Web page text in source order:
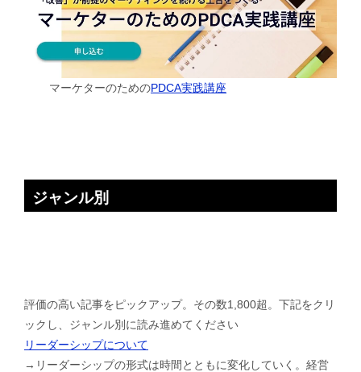
マーケターのためのPDCA実践講座
ジャンル別
評価の高い記事をピックアップ。その数1,800超。下記をクリ
ックし、ジャンル別に読み進めてください
リーダーシップについて
→リーダーシップの形式は時間とともに変化していく。経営